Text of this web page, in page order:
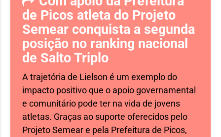
de Picos atleta do Projeto
Semear conquista a segunda
posição no ranking nacional
de Salto Triplo
A trajetória de Lielson é um exemplo do
impacto positivo que o apoio governamental
e comunitário pode ter na vida de jovens
atletas. Graças ao suporte oferecidos pelo
Projeto Semear e pela Prefeitura de Picos,